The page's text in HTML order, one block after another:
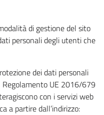
di gestione del sito
personali degli utenti che
dei dati personali
Regolamento UE 2016/679
con i servizi web
a partire dall’indirizzo: